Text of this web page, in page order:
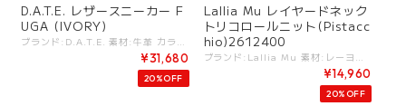
D.A.T.E. レザースニーカー F
UGA (IVORY)
¥31,680
20%OFF
Lallia Mu レイヤードネック
トリコロールニット(Pistacc
hio)2612400
¥14,960
20%OFF